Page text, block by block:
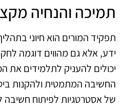
תמיכה והנחיה
תפקיד המורים הוא חיוני
ידע, אלא גם מהווים דוגמה
יכולים להעניק לתלמידים את
החשיבה המתמטית ולהקנות
של אסטרטגיות לפיתוח חשיבה